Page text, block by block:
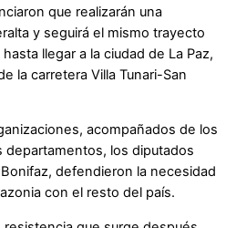
que realizarán una
y seguirá el mismo trayecto
llegar a la ciudad de La Paz,
la carretera Villa Tunari-San
acompañados de los
los diputados
defendieron la necesidad
con el resto del país.